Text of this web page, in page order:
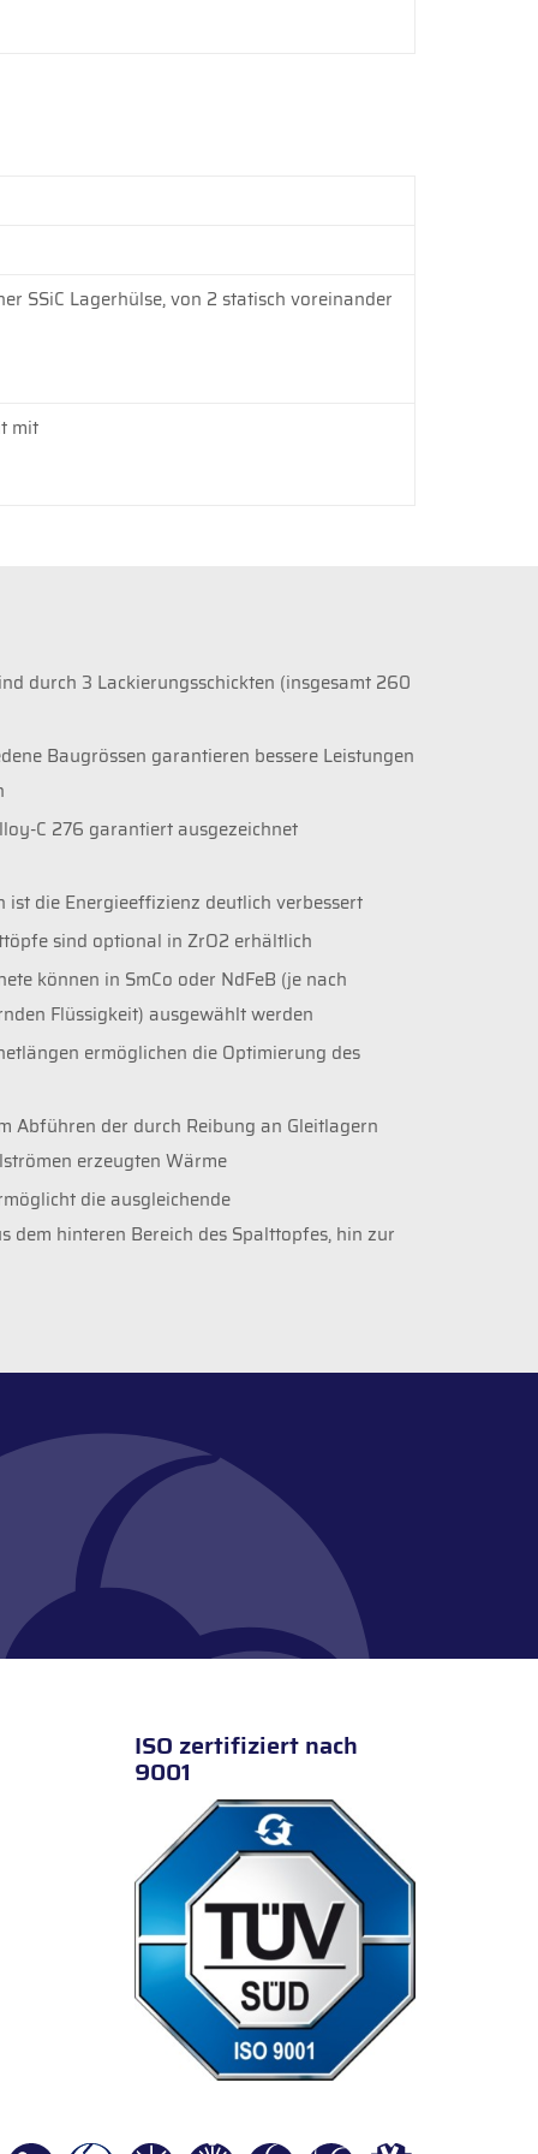
SSiC Lagerhülse, von 2 statisch voreinander
mit
durch 3 Lackierungsschickten (insgesamt 260
Baugrössen garantieren bessere Leistungen
C 276 garantiert ausgezeichnet
die Energieeffizienz deutlich verbessert
sind optional in ZrO2 erhältlich
können in SmCo oder NdFeB (je nach
Flüssigkeit) ausgewählt werden
ermöglichen die Optimierung des
Abführen der durch Reibung an Gleitlagern
erzeugten Wärme
die ausgleichende
dem hinteren Bereich des Spalttopfes, hin zur
ISO zertifiziert nach
9001